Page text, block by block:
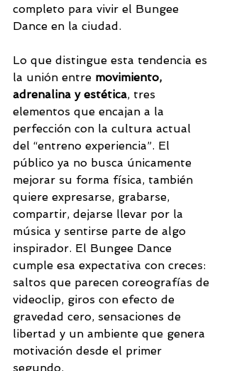
completo para vivir el Bungee
Dance en la ciudad.
Lo que distingue esta tendencia es
la unión entre movimiento,
adrenalina y estética, tres
elementos que encajan a la
perfección con la cultura actual
del “entreno experiencia”. El
público ya no busca únicamente
mejorar su forma física, también
quiere expresarse, grabarse,
compartir, dejarse llevar por la
música y sentirse parte de algo
inspirador. El Bungee Dance
cumple esa expectativa con creces:
saltos que parecen coreografías de
videoclip, giros con efecto de
gravedad cero, sensaciones de
libertad y un ambiente que genera
motivación desde el primer
segundo.